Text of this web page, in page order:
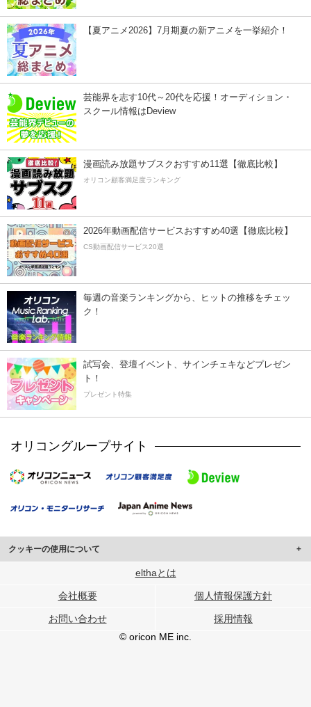
【夏アニメ2026】7月期夏の新アニメを一挙紹介！
芸能界を志す10代～20代を応援！オーディション・
スクール情報はDeview
漫画読み放題サブスクおすすめ11選【徹底比較】
オリコン顧客満足度ランキング
2026年動画配信サービスおすすめ40選【徹底比較】
CS動画配信サービス20選
毎週の音楽ランキングから、ヒットの推移をチェッ
ク！
試写会、登壇イベント、サインチェキなどプレゼン
ト！
プレゼント特集
オリコングループサイト
クッキーの使用について
このサイトでは Cookie を使用して、ユーザーに合わせたコンテンツや広告の
行っています。
メディアや広告配信、データ解析の各パートナーに提供しています。
ユーザーが各パートナーのサービスを使用したときに収集した他の情報を組み
elthaとは
会社概要 個人情報保護方針
お問い合わせ
採用情報
© oricon ME inc.